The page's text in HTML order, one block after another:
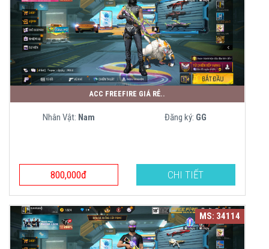
ACC FREEFIRE GIÁ RẺ..
Nhân Vật: Nam Đăng ký: GG
800,000đ CHI TIẾT
MS: 34114